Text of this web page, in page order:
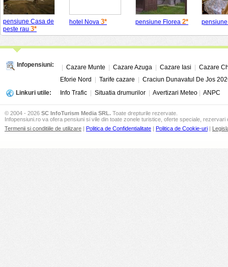
pensiune Casa de
peste rau 3*
hotel Nova 3* pensiune Florea 2*
Infopensiuni: Cazare Munte Cazare Azuga Cazare Iasi
Cazare
Eforie Nord
Tarife cazare
Craciun Dunavatul De Jos
Linkuri utile:
Info Trafic Situatia drumurilor Avertizari Meteo ANPC
© 2004 - 2026 SC InfoTurism Media SRL. Toate drepturile rezervate.
Infopensiuni.ro va ofera pensiuni si vile din toate zonele turistice, oferte speciale, rezervari
Termenii si conditiile de utilizare | Politica de Confidentialitate | Politica de Cookie-uri |